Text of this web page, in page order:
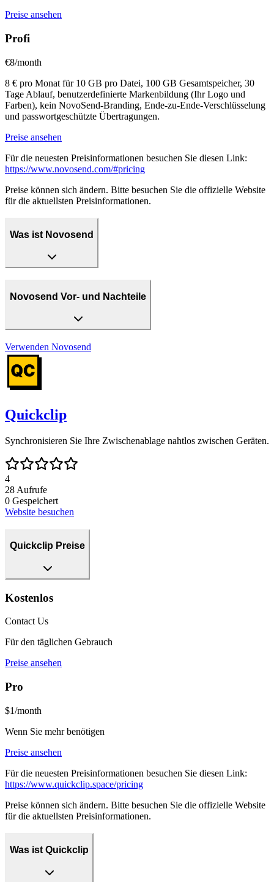
Preise ansehen
Profi
€8/month
8 € pro Monat für 10 GB pro Datei, 100 GB Gesamtspeicher, 30
Tage Ablauf, benutzerdefinierte Markenbildung (Ihr Logo und
Farben), kein NovoSend-Branding, Ende-zu-Ende-Verschlüsselung
und passwortgeschützte Übertragungen.
Preise ansehen
Für die neuesten Preisinformationen besuchen Sie diesen Link:
https://www.novosend.com/#pricing
Preise können sich ändern. Bitte besuchen Sie die offizielle Website
für die aktuellsten Preisinformationen.
Was ist Novosend
Novosend Vor- und Nachteile
Verwenden Novosend
Quickclip
Synchronisieren Sie Ihre Zwischenablage nahtlos zwischen Geräten.
4
28 Aufrufe
0 Gespeichert
Website besuchen
Quickclip Preise
Kostenlos
Contact Us
Für den täglichen Gebrauch
Preise ansehen
Pro
$1/month
Wenn Sie mehr benötigen
Preise ansehen
Für die neuesten Preisinformationen besuchen Sie diesen Link:
https://www.quickclip.space/pricing
Preise können sich ändern. Bitte besuchen Sie die offizielle Website
für die aktuellsten Preisinformationen.
Was ist Quickclip